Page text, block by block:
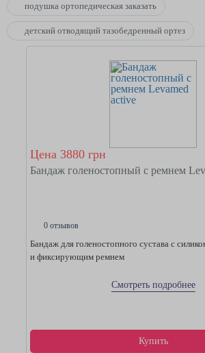
подушка ортопедическая заказать
детский отводящий тазобедренный ортез
Цена 3880 грн
Бандаж голеностопный с ремнем
0 отзывов
Бандаж для голеностопного сустава с
и фиксирующим ремнем
Смотреть подробнее
Купить